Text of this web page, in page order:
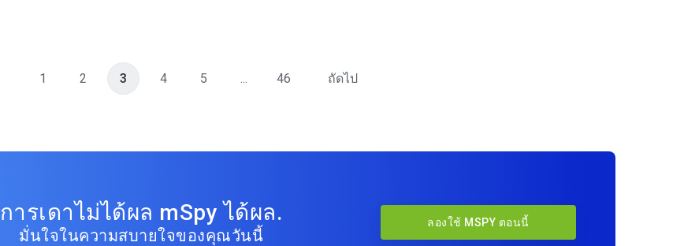
1 2 3 4 5 ... 46 ถัดไป
การเดาไม่ได้ผล mSpy ได้ผล.
มั่นใจในความสบายใจของคุณวันนี้
ลองใช้ MSPY ตอนนี้